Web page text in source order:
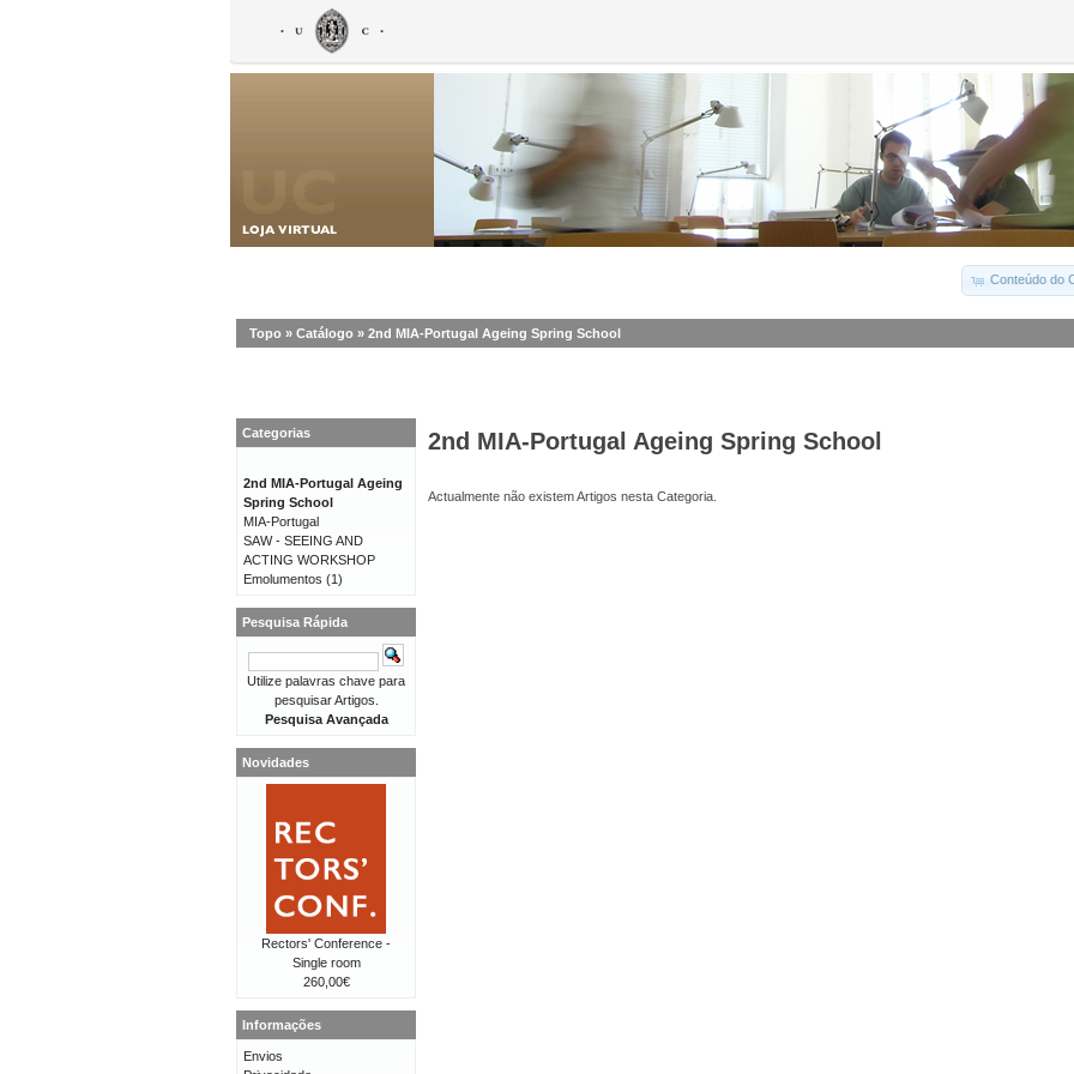
Conteúdo do
Topo » Catálogo » 2nd MIA-Portugal Ageing Spring School
2nd MIA-Portugal Ageing Spring School
Actualmente não existem Artigos nesta Categoria.
Categorias
2nd MIA-Portugal Ageing
Spring School
MIA-Portugal
SAW - SEEING AND
ACTING WORKSHOP
Emolumentos (1)
Pesquisa Rápida
Utilize palavras chave para
pesquisar Artigos.
Pesquisa Avançada
Novidades
Rectors' Conference -
Single room
260,00€
Informações
Envios